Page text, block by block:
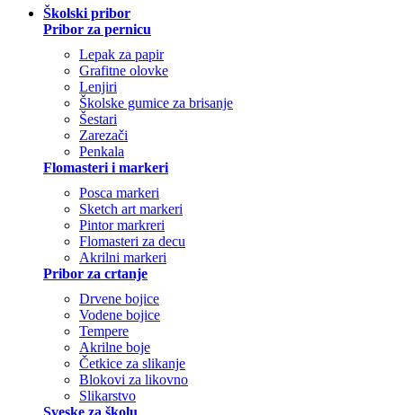
Školski pribor
Pribor za pernicu
Lepak za papir
Grafitne olovke
Lenjiri
Školske gumice za brisanje
Šestari
Zarezači
Penkala
Flomasteri i markeri
Posca markeri
Sketch art markeri
Pintor markreri
Flomasteri za decu
Akrilni markeri
Pribor za crtanje
Drvene bojice
Vodene bojice
Tempere
Akrilne boje
Četkice za slikanje
Blokovi za likovno
Slikarstvo
Sveske za školu